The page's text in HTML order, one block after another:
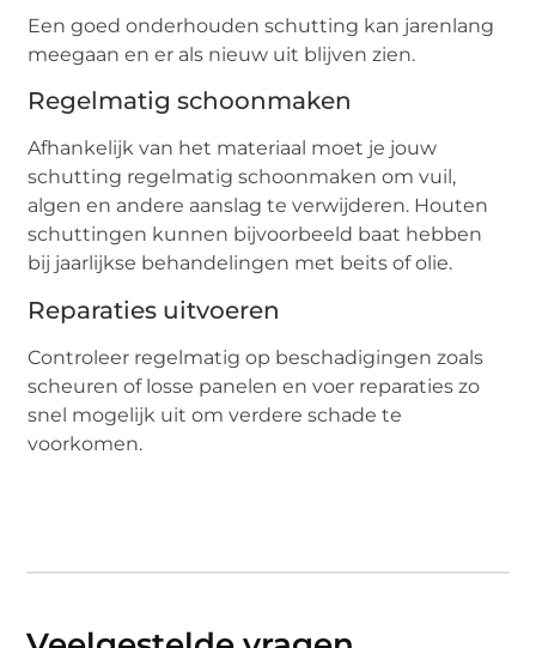
Een goed onderhouden schutting kan jarenlang
meegaan en er als nieuw uit blijven zien.
Regelmatig schoonmaken
Afhankelijk van het materiaal moet je jouw
schutting regelmatig schoonmaken om vuil,
algen en andere aanslag te verwijderen. Houten
schuttingen kunnen bijvoorbeeld baat hebben
bij jaarlijkse behandelingen met beits of olie.
Reparaties uitvoeren
Controleer regelmatig op beschadigingen zoals
scheuren of losse panelen en voer reparaties zo
snel mogelijk uit om verdere schade te
voorkomen.